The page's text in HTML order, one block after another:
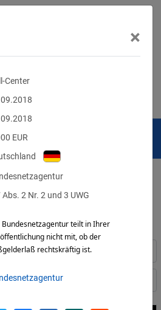
Verstöße
Datenschutzgesetze
×
Center
EUR
Abs. 2 Nr. 2 und 3 UWG
Bundesnetzagentur teilt in Ihrer
nicht mit, ob der
rechtskräftig ist.